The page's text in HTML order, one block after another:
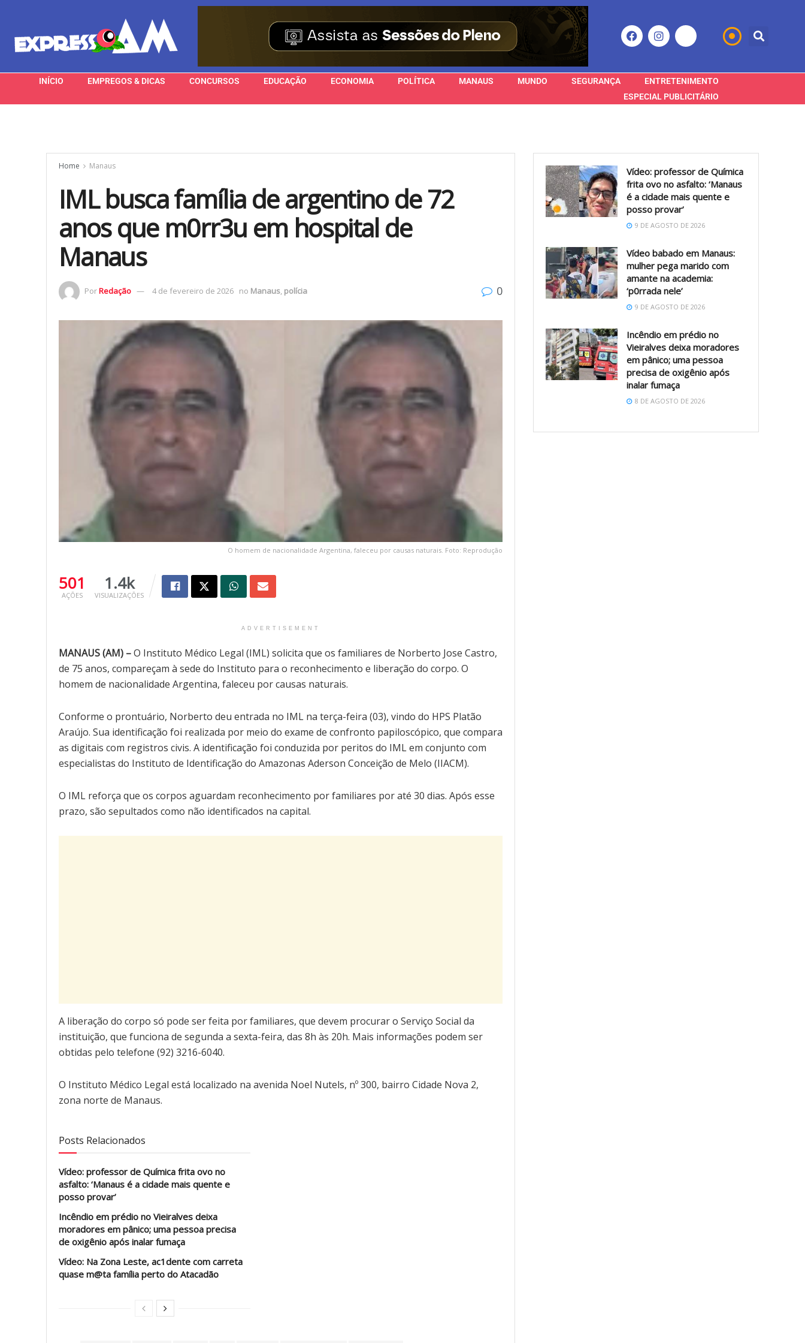
INÍCIO EMPREGOS & DICAS CONCURSOS EDUCAÇÃO ECONOMIA POLÍTICA MANAUS MUNDO SEGURANÇA
ENTRETENIMENTO
ESPECIAL PUBLICITÁRIO
Home Manaus
IML busca família de argentino de 72
anos que m0rr3u em hospital de
Manaus
PorRedação 4 de fevereiro de 2026 no Manaus, polícia 0
O homem de nacionalidade Argentina, faleceu por causas naturais. Foto: Reprodução
501
AÇÕES
1.4k
VISUALIZAÇÕES
ADVERTISEMENT
MANAUS (AM) –O Instituto Médico Legal (IML) solicita que os familiares de Norberto Jose Castro,
de 75 anos, compareçam à sede do Instituto para o reconhecimento e liberação do corpo. O
homem de nacionalidade Argentina, faleceu por causas naturais.
Conforme o prontuário, Norberto deu entrada no IML na terça-feira (03), vindo do HPS Platão
Araújo. Sua identificação foi realizada por meio do exame de confronto papiloscópico, que compara
as digitais com registros civis. A identificação foi conduzida por peritos do IML em conjunto com
especialistas do Instituto de Identificação do Amazonas Aderson Conceição de Melo (IIACM).
O IML reforça que os corpos aguardam reconhecimento por familiares por até 30 dias. Após esse
prazo, são sepultados como não identificados na capital.
A liberação do corpo só pode ser feita por familiares, que devem procurar o Serviço Social da
instituição, que funciona de segunda a sexta-feira, das 8h às 20h. Mais informações podem ser
obtidas pelo telefone (92) 3216-6040.
O Instituto Médico Legal está localizado na avenida Noel Nutels, nº 300, bairro Cidade Nova 2,
zona norte de Manaus.
Posts Relacionados
Vídeo: professor de Química frita ovo no
asfalto: ‘Manaus é a cidade mais quente e
posso provar’
Incêndio em prédio no Vieiralves deixa
moradores em pânico; uma pessoa precisa
de oxigênio após inalar fumaça
Vídeo: Na Zona Leste, ac1dente com carreta
quase m@ta família perto do Atacadão
Vídeo: professor de Química
frita ovo no asfalto: ‘Manaus
é a cidade mais quente e
posso provar’
9 DE AGOSTO DE 2026
Vídeo babado em Manaus:
mulher pega marido com
amante na academia:
‘p0rrada nele’
9 DE AGOSTO DE 2026
Incêndio em prédio no
Vieiralves deixa moradores
em pânico; uma pessoa
precisa de oxigênio após
inalar fumaça
8 DE AGOSTO DE 2026